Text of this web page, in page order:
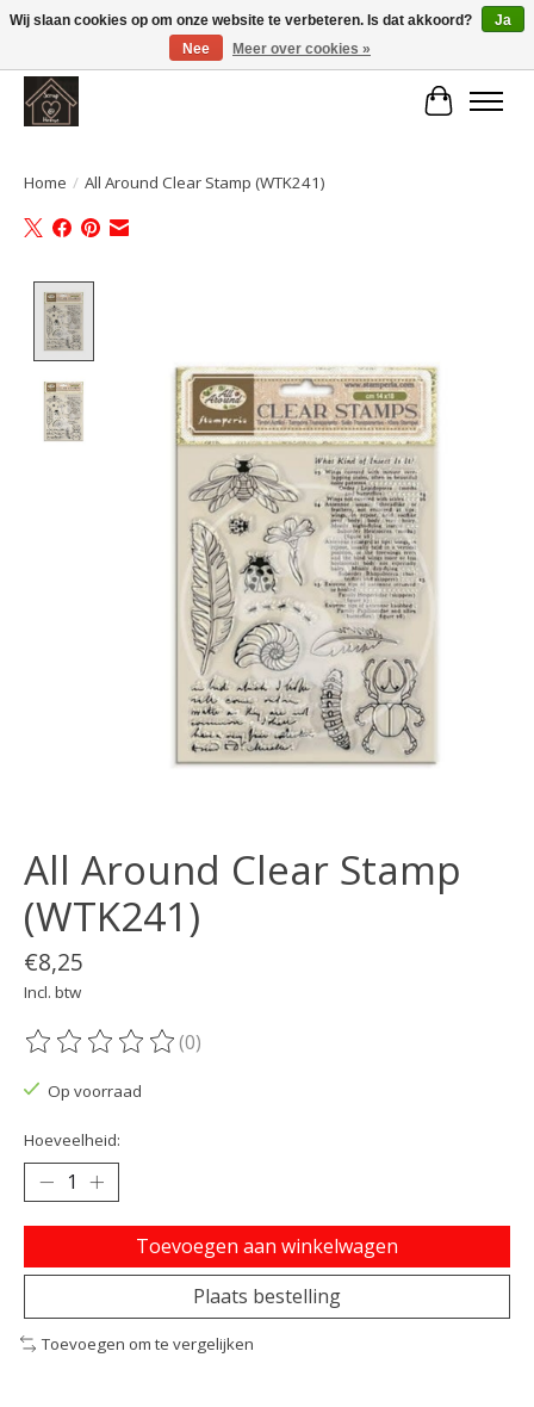
Large selection of products and fast shipping!
Home / All Around Clear Stamp (WTK241)
All Around Clear Stamp
(WTK241)
€8,25
Incl. btw
De beoordeling van dit product is
(0)
Op voorraad
Hoeveelheid:
Toevoegen aan winkelwagen
Plaats bestelling
Toevoegen om te vergelijken
Wij slaan cookies op om onze website te verbeteren. Is dat akkoord?
Ja
Nee
Meer over cookies »